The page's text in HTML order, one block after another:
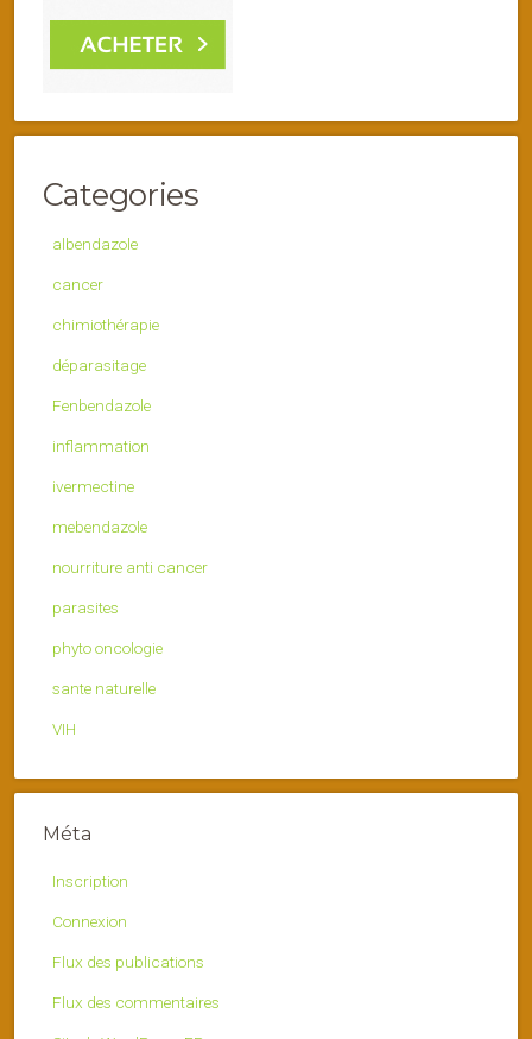
Categories
albendazole
cancer
chimiothérapie
déparasitage
Fenbendazole
inflammation
ivermectine
mebendazole
nourriture anti cancer
parasites
phyto oncologie
sante naturelle
VIH
Méta
Inscription
Connexion
Flux des publications
Flux des commentaires